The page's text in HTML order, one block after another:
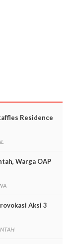
Residence
Warga OAP
Aksi 3